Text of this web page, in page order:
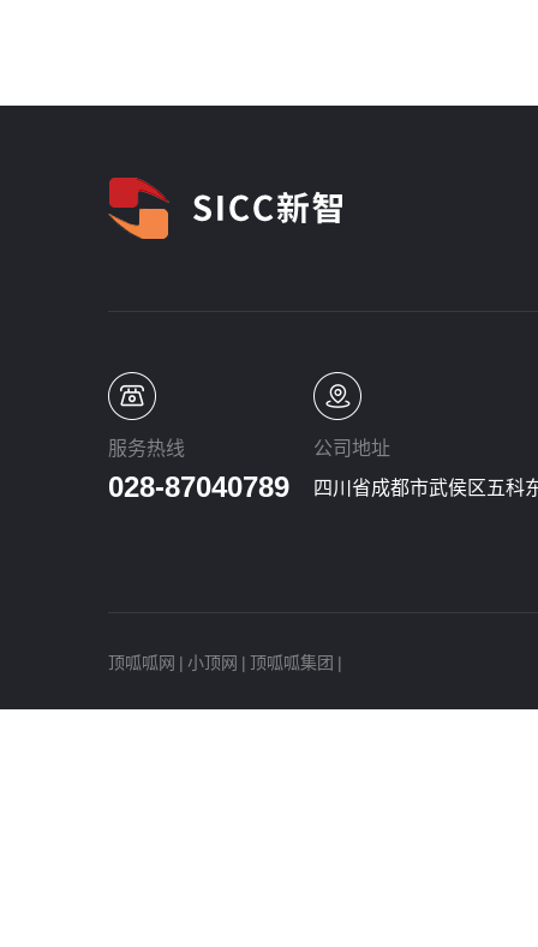
服务热线
028-87040789
公司地址
四川省成都市武侯区五科
顶呱呱网 | 小顶网 | 顶呱呱集团 |